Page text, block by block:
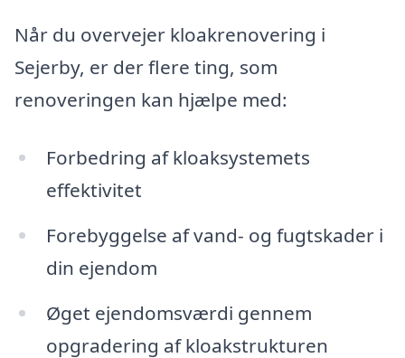
Når du overvejer kloakrenovering i
Sejerby, er der flere ting, som
renoveringen kan hjælpe med:
Forbedring af kloaksystemets
effektivitet
Forebyggelse af vand- og fugtskader i
din ejendom
Øget ejendomsværdi gennem
opgradering af kloakstrukturen